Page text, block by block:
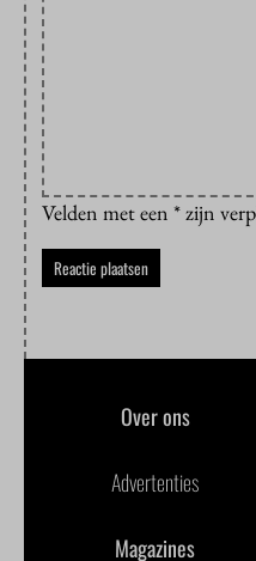
Velden met een * zijn
Over ons
Advertenties
Magazines